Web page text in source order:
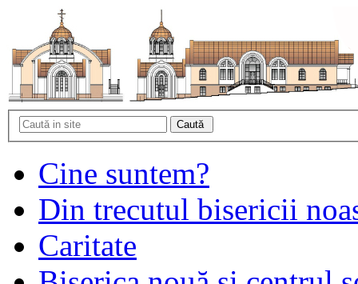
Cine suntem?
Din trecutul bisericii
Caritate